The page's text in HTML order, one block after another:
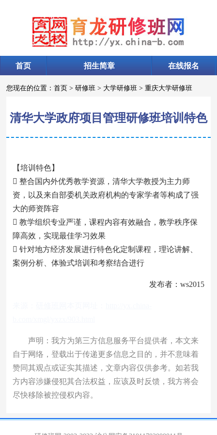
首页 招生简章 在线报名
您现在的位置：首页 >研修班 > 大学研修班 >重庆大学研修班
清华大学政府项目管理研修班培训特色
【培训特色】
 整合国内外优秀教学资源，清华大学教授为主力师
资，以及来自部委机关政府机构的专家学者等构成了强
大的师资阵容
 教学组织专业严谨，课程内容有效融合，教学秩序保
障高效，实现最佳学习效果
 针对地方经济发展进行特色化定制课程，理论讲解、
案例分析、体验式培训和考察结合进行
发布者：ws2015
声明：我方为第三方信息服务平台提供者，本文来
自于网络，登载出于传递更多信息之目的，并不意味着
赞同其观点或证实其描述，文章内容仅供参考。如若我
方内容涉嫌侵犯其合法权益，应该及时反馈，我方将会
尽快移除被控侵权内容。